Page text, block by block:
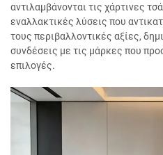
αντιλαμβάνονται τις χάρτινες
εναλλακτικές λύσεις που
τους περιβαλλοντικές αξίες,
συνδέσεις με τις μάρκες που
επιλογές.